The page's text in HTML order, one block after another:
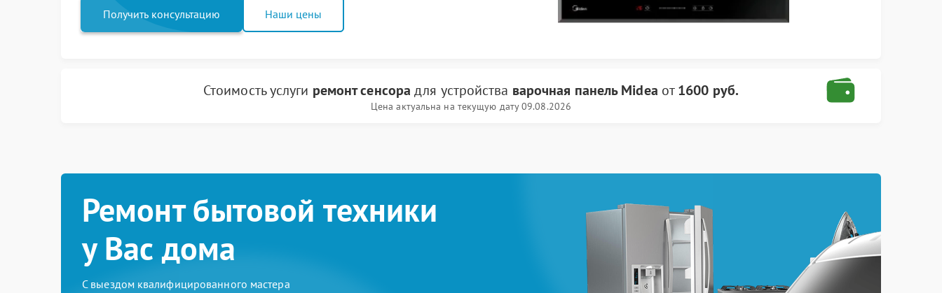
Получить консультацию Наши цены
Стоимость услуги ремонт сенсора для устройства варочная панель Midea от1600 руб.
Цена актуальна на текущую дату 09.08.2026
Ремонт бытовой техники
у Вас дома
С выездом квалифицированного мастера